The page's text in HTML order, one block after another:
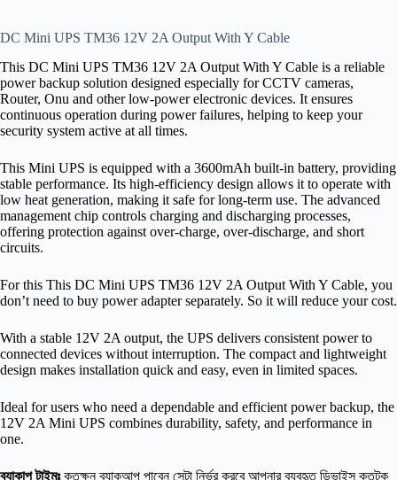
DC Mini UPS TM36 12V 2A Output With Y Cable
This DC Mini UPS TM36 12V 2A Output With Y Cable is a reliable
power backup solution designed especially for CCTV cameras,
Router, Onu and other low-power electronic devices. It ensures
continuous operation during power failures, helping to keep your
security system active at all times.
This Mini UPS is equipped with a 3600mAh built-in battery, providing
stable performance. Its high-efficiency design allows it to operate with
low heat generation, making it safe for long-term use. The advanced
management chip controls charging and discharging processes,
offering protection against over-charge, over-discharge, and short
circuits.
For this This DC Mini UPS TM36 12V 2A Output With Y Cable, you
don’t need to buy power adapter separately. So it will reduce your cost.
With a stable 12V 2A output, the UPS delivers consistent power to
connected devices without interruption. The compact and lightweight
design makes installation quick and easy, even in limited spaces.
Ideal for users who need a dependable and efficient power backup, the
12V 2A Mini UPS combines durability, safety, and performance in
one.
ব্যাকাপ টাইমঃকতক্ষন ব্যাকআপ পাবেন সেটা নির্ভর করবে আপনার ব্যবহৃত ডিভাইস কতটুকু